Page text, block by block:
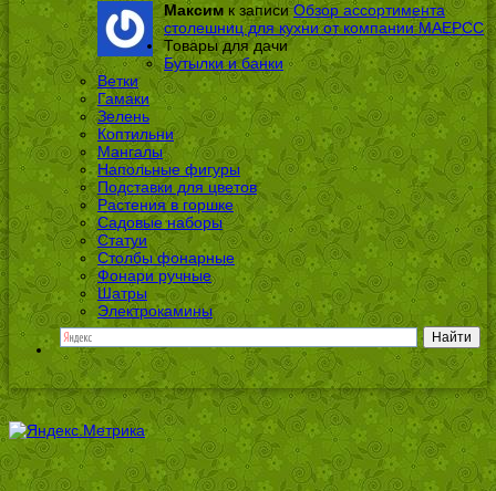
Максим к записиОбзор ассортимента
столешниц для кухни от компании МАЕРСС
Товары для дачи
Бутылки и банки
Ветки
Гамаки
Зелень
Коптильни
Мангалы
Напольные фигуры
Подставки для цветов
Растения в горшке
Садовые наборы
Статуи
Столбы фонарные
Фонари ручные
Шатры
Электрокамины